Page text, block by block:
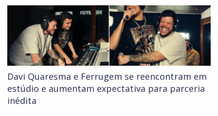
Davi Quaresma e Ferrugem se reencontram em
estúdio e aumentam expectativa para parceria
inédita